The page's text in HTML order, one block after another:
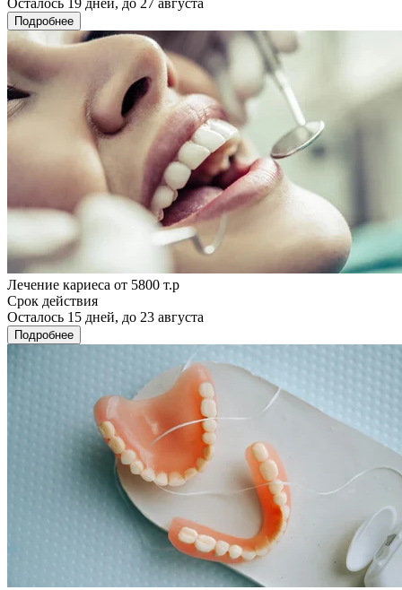
Осталось 19 дней, до 27 августа
Подробнее
Лечение кариеса от 5800 т.р
Срок действия
Осталось 15 дней, до 23 августа
Подробнее